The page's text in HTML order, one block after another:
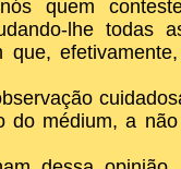
quem
lhe
que,
do médium, a